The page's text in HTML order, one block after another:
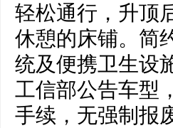
轻松通行，升顶
休憩的床铺。简
统及便携卫生设
工信部公告车型
手续，无强制报